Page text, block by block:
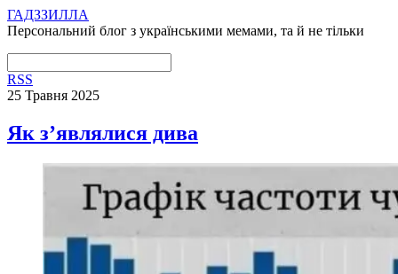
ГАДЗЗИЛЛА
Персональний блог з українськими мемами, та й не тільки
RSS
25 Травня 2025
Як з’являлися дива